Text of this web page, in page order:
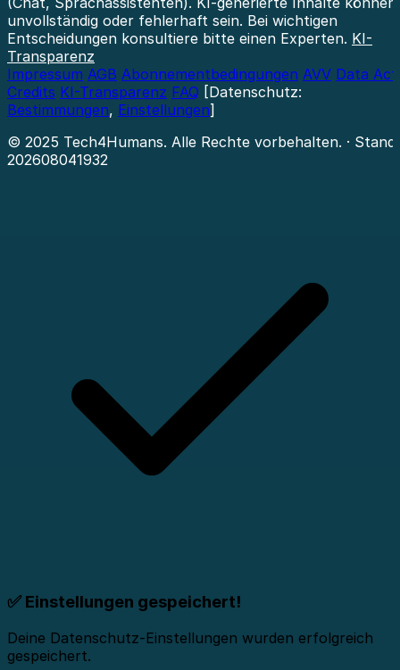
unvollständig oder fehlerhaft sein. Bei wichtigen
Entscheidungen konsultiere bitte einen Experten. KI-
Transparenz
Impressum AGB Abonnementbedingungen AVV Data Act
Credits KI-Transparenz FAQ [Datenschutz:
Bestimmungen, Einstellungen]
© 2025 Tech4Humans. Alle Rechte vorbehalten. · Stand:
202608041932
✅ Einstellungen gespeichert!
Deine Datenschutz-Einstellungen wurden erfolgreich
gespeichert.